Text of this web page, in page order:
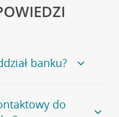
banku?
zapraszamy na
znajduje się
do